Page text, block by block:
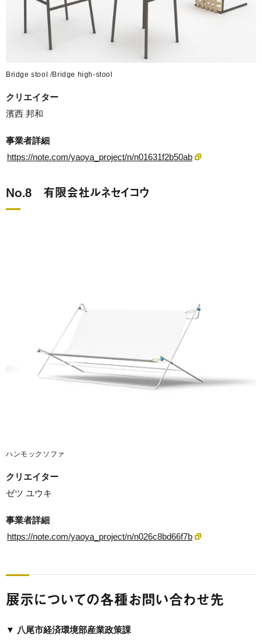
Bridge stool /Bridge high-stool
クリエイター
濱西 邦和
事業者詳細
https://note.com/yaoya_project/n/n01631f2b50ab
No.8 有限会社ルネセイコウ
ハンモックソファ
クリエイター
ゼツ ユウキ
事業者詳細
https://note.com/yaoya_project/n/n026c8bd66f7b
展示についての各種お問い合わせ先
▼ 八尾市経済環境部産業政策課